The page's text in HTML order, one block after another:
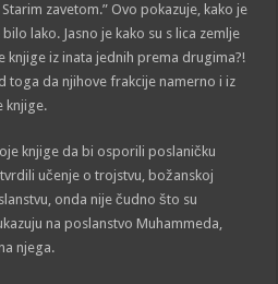
zavetom.” Ovo pokazuje, kako je
lako. Jasno je kako su s lica zemlje
knjige iz inata jednih prema drugima?!
toga da njihove frakcije namerno i iz
knjige.
knjige da bi osporili poslaničku
učenje o trojstvu, božanskoj
onda nije čudno što su
na poslanstvo Muhammeda,
njega.